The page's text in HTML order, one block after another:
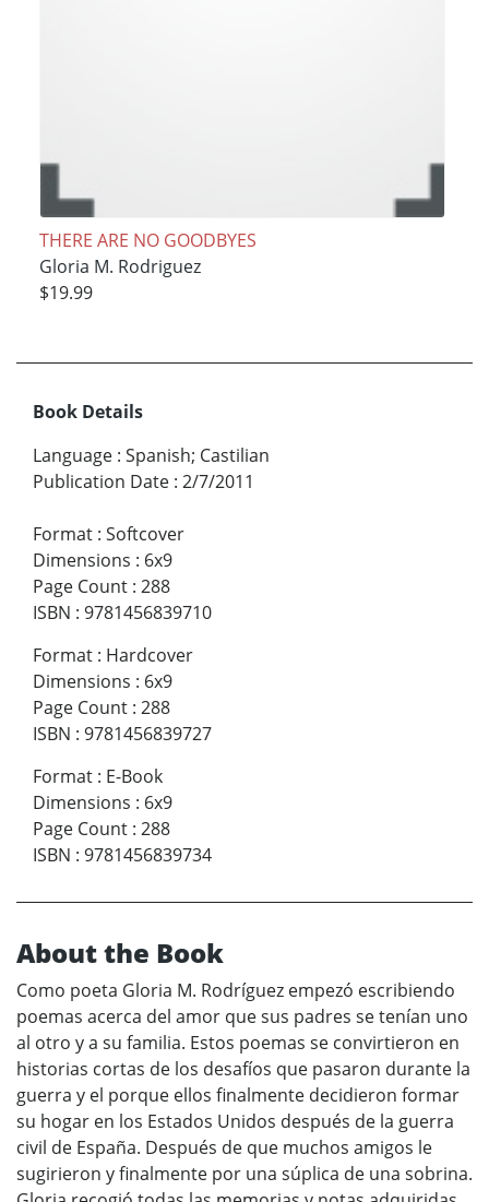
THERE ARE NO GOODBYES
Gloria M. Rodriguez
$19.99
Book Details
Language : Spanish; Castilian
Publication Date : 2/7/2011
Format : Softcover
Dimensions : 6x9
Page Count : 288
ISBN : 9781456839710
Format : Hardcover
Dimensions : 6x9
Page Count : 288
ISBN : 9781456839727
Format : E-Book
Dimensions : 6x9
Page Count : 288
ISBN : 9781456839734
About the Book
Como poeta Gloria M. Rodríguez empezó escribiendo
poemas acerca del amor que sus padres se tenían uno
al otro y a su familia. Estos poemas se convirtieron en
historias cortas de los desafíos que pasaron durante la
guerra y el porque ellos finalmente decidieron formar
su hogar en los Estados Unidos después de la guerra
civil de España. Después de que muchos amigos le
sugirieron y finalmente por una súplica de una sobrina.